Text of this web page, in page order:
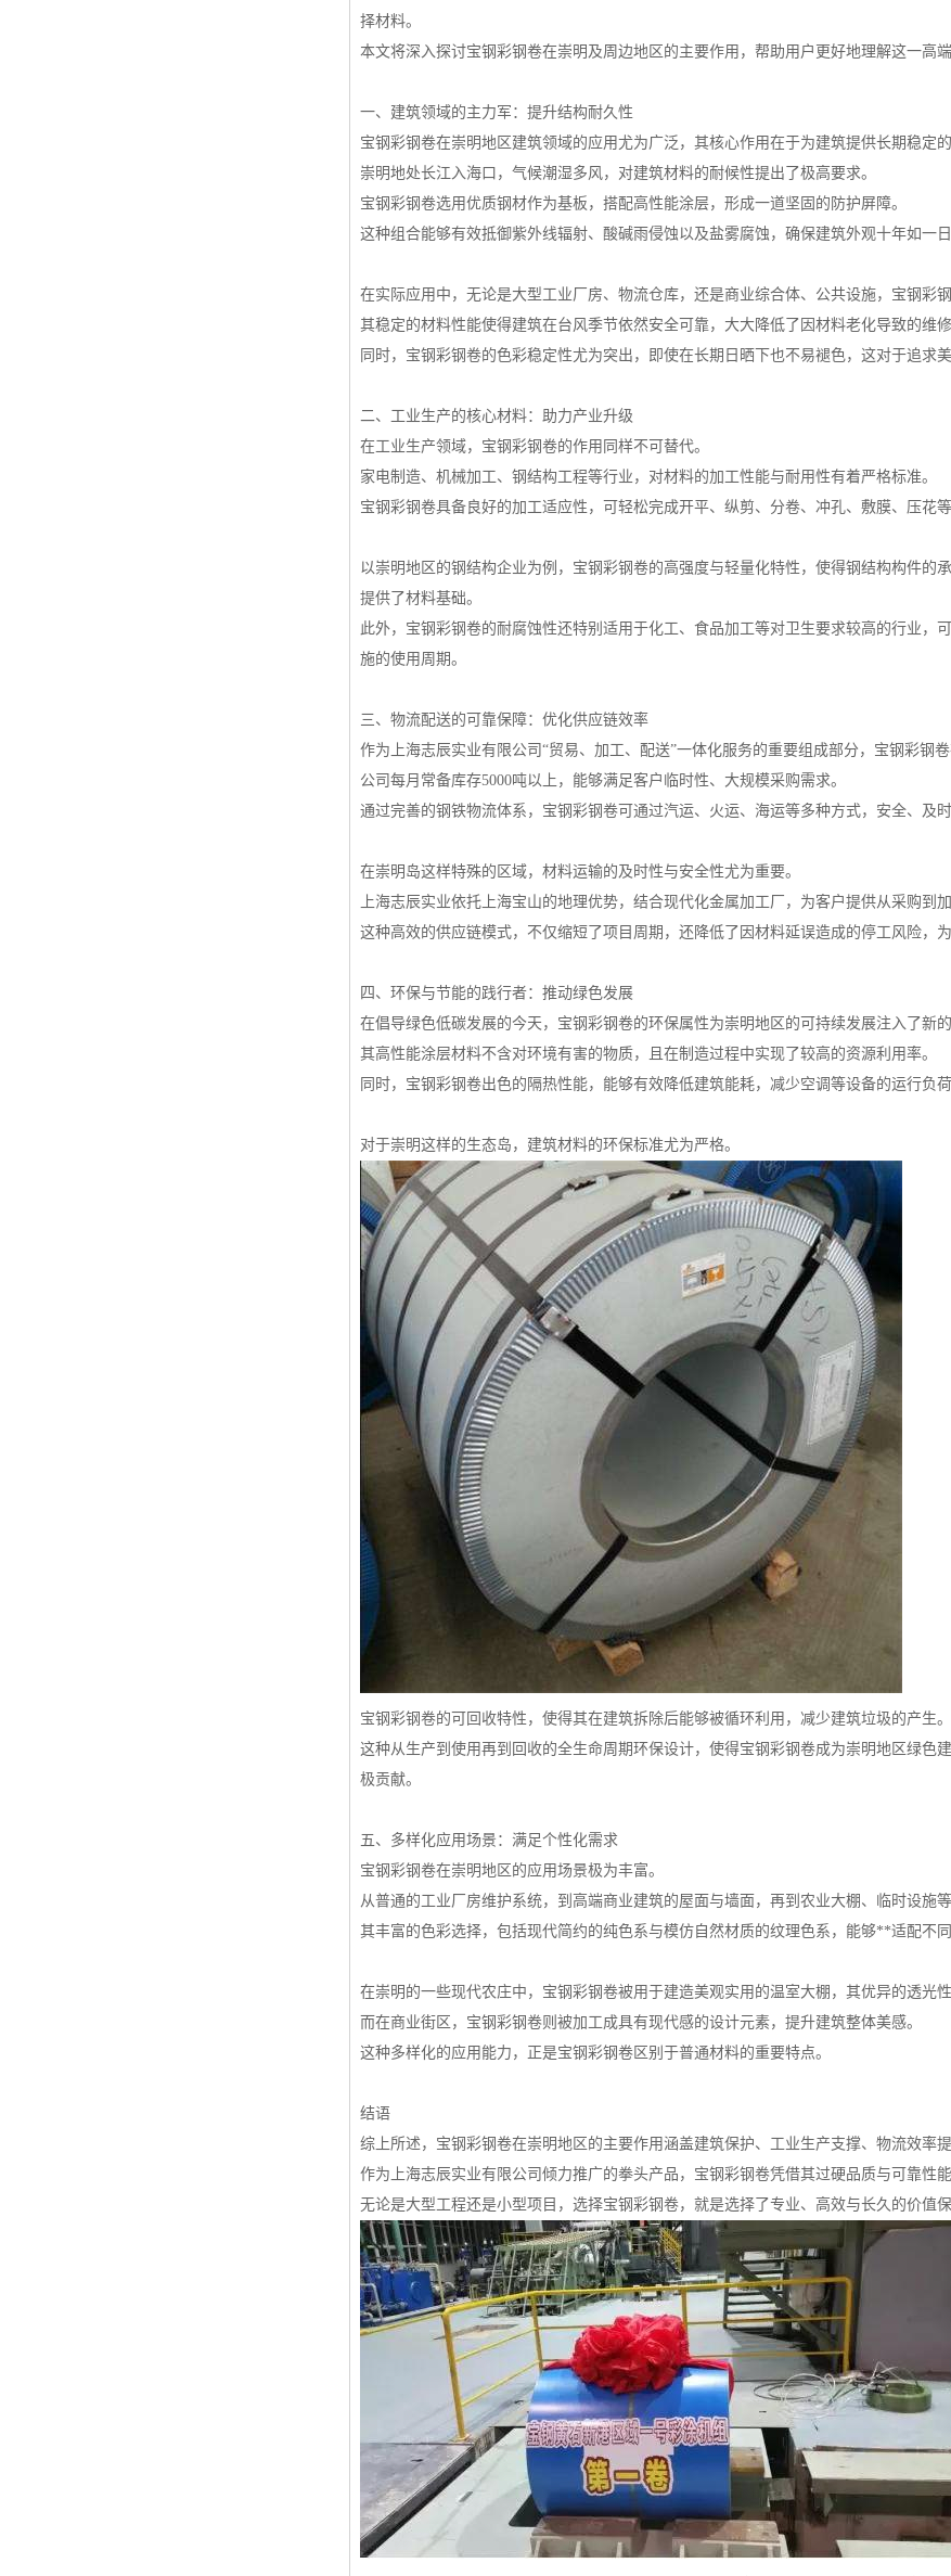
择材料。
本文将深入探讨宝钢彩钢卷在崇明及周边地区的主要作用，帮助用户更好地理解这一高端
一、建筑领域的主力军：提升结构耐久性
宝钢彩钢卷在崇明地区建筑领域的应用尤为广泛，其核心作用在于为建筑提供长期稳定的
崇明地处长江入海口，气候潮湿多风，对建筑材料的耐候性提出了极高要求。
宝钢彩钢卷选用优质钢材作为基板，搭配高性能涂层，形成一道坚固的防护屏障。
这种组合能够有效抵御紫外线辐射、酸碱雨侵蚀以及盐雾腐蚀，确保建筑外观十年如一日
在实际应用中，无论是大型工业厂房、物流仓库，还是商业综合体、公共设施，宝钢彩
其稳定的材料性能使得建筑在台风季节依然安全可靠，大大降低了因材料老化导致的维修
同时，宝钢彩钢卷的色彩稳定性尤为突出，即使在长期日晒下也不易褪色，这对于追求
二、工业生产的核心材料：助力产业升级
在工业生产领域，宝钢彩钢卷的作用同样不可替代。
家电制造、机械加工、钢结构工程等行业，对材料的加工性能与耐用性有着严格标准。
宝钢彩钢卷具备良好的加工适应性，可轻松完成开平、纵剪、分卷、冲孔、敷膜、压花
以崇明地区的钢结构企业为例，宝钢彩钢卷的高强度与轻量化特性，使得钢结构构件的
提供了材料基础。
此外，宝钢彩钢卷的耐腐蚀性还特别适用于化工、食品加工等对卫生要求较高的行业，
施的使用周期。
三、物流配送的可靠保障：优化供应链效率
作为上海志辰实业有限公司“贸易、加工、配送”一体化服务的重要组成部分，宝钢彩钢
公司每月常备库存5000吨以上，能够满足客户临时性、大规模采购需求。
通过完善的钢铁物流体系，宝钢彩钢卷可通过汽运、火运、海运等多种方式，安全、及
在崇明岛这样特殊的区域，材料运输的及时性与安全性尤为重要。
上海志辰实业依托上海宝山的地理优势，结合现代化金属加工厂，为客户提供从采购到
这种高效的供应链模式，不仅缩短了项目周期，还降低了因材料延误造成的停工风险，
四、环保与节能的践行者：推动绿色发展
在倡导绿色低碳发展的今天，宝钢彩钢卷的环保属性为崇明地区的可持续发展注入了新的
其高性能涂层材料不含对环境有害的物质，且在制造过程中实现了较高的资源利用率。
同时，宝钢彩钢卷出色的隔热性能，能够有效降低建筑能耗，减少空调等设备的运行负
对于崇明这样的生态岛，建筑材料的环保标准尤为严格。
宝钢彩钢卷的可回收特性，使得其在建筑拆除后能够被循环利用，减少建筑垃圾的产生。
这种从生产到使用再到回收的全生命周期环保设计，使得宝钢彩钢卷成为崇明地区绿色
极贡献。
五、多样化应用场景：满足个性化需求
宝钢彩钢卷在崇明地区的应用场景极为丰富。
从普通的工业厂房维护系统，到高端商业建筑的屋面与墙面，再到农业大棚、临时设施
其丰富的色彩选择，包括现代简约的纯色系与模仿自然材质的纹理色系，能够**适配不同
在崇明的一些现代农庄中，宝钢彩钢卷被用于建造美观实用的温室大棚，其优异的透光
而在商业街区，宝钢彩钢卷则被加工成具有现代感的设计元素，提升建筑整体美感。
这种多样化的应用能力，正是宝钢彩钢卷区别于普通材料的重要特点。
结语
综上所述，宝钢彩钢卷在崇明地区的主要作用涵盖建筑保护、工业生产支撑、物流效率
作为上海志辰实业有限公司倾力推广的拳头产品，宝钢彩钢卷凭借其过硬品质与可靠性
无论是大型工程还是小型项目，选择宝钢彩钢卷，就是选择了专业、高效与长久的价值保